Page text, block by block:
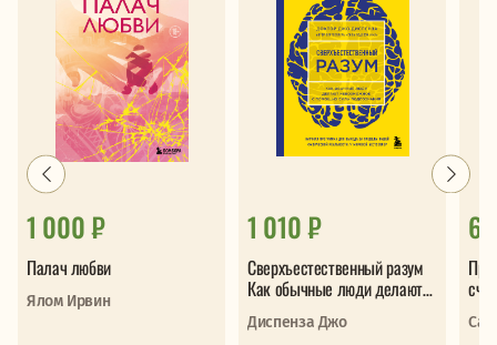
1 000 ₽
Палач любви
Ялом Ирвин
1 010 ₽
Сверхъестественный разум
Как обычные люди делают
невозможное с помощью
силы подс
Диспенза Джо